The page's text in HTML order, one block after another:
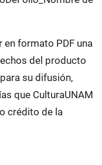
en formato PDF una
del producto
su difusión,
que CulturaUNAM
crédito de la